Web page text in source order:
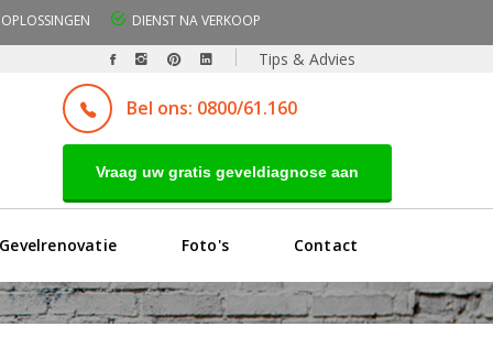
DIENST NA VERKOOP
Tips & Advies
Bel ons: 0800/61.160
Vraag uw gratis geveldiagnose aan
Gevelrenovatie Foto's Contact